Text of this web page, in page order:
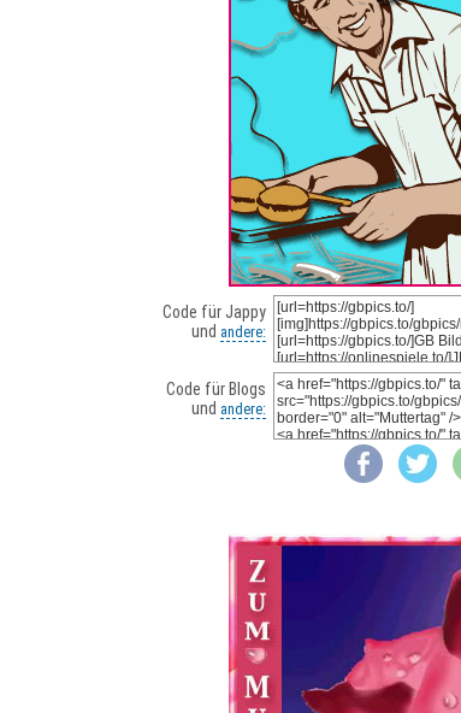
Code für Jappy
und andere:
Code für Blogs
und andere: